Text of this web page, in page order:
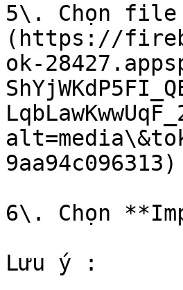
5\. Chọn
(https://
ok-
6\. Chọn
Lưu ý :